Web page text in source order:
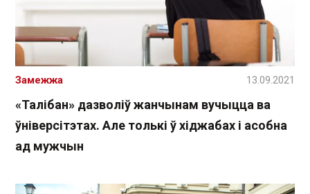
«Талібан» дазволіў жанчынам вучыцца ва
ўніверсітэтах. Але толькі ў хіджабах і асобна
ад мужчын
Замежжа 13.09.2021